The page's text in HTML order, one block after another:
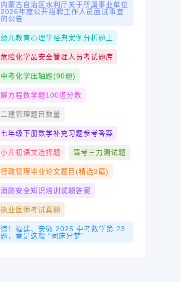
内蒙古自治区水利厅关于所属事业单位
2026年度公开招聘工作人员面试事宜
的公告
幼儿教育心理学经典案例分析题上
危险化学品安全管理人员考试题库
中考化学压轴题(90题)
解方程数学题100道分数
二建管理题目数量
七年级下册数学补充习题参考答案
小升初语文选择题 驾考三力测试题
行政管理毕业论文题目(精选3篇)
消防安全知识培训试题答案
执业医师考试真题
惊！福建、安徽 2025 中考数学第 23
题，竟是这般 “同床异梦”